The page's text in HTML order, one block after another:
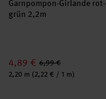
Garnpompon-Girlande rot-
grün 2,2m
4,89 € 6,99 €
Inhalt:
2,20 m (2,22 € / 1 m)